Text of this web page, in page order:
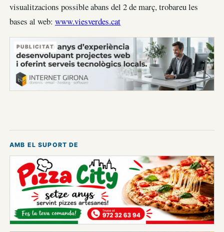
visualitzacions possible abans del 2 de març, trobareu les
bases al web: www.viesverdes.cat
PUBLICITAT
AMB EL SUPORT DE